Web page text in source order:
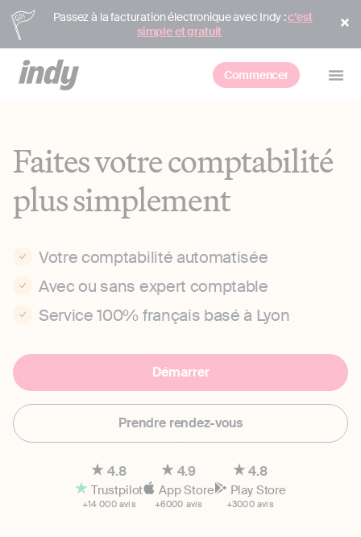
Passez à la facturation électronique avec Indy :c’est
simple et gratuit
Commencer
Faites votre comptabilité
plus simplement
Votre comptabilité automatisée
Avec ou sans expert comptable
Service 100% français basé à Lyon
Démarrer
Prendre rendez-vous
4.8
Trustpilot
+14 000 avis
4.9
App Store
+6000 avis
4.8
Play Store
+3000 avis